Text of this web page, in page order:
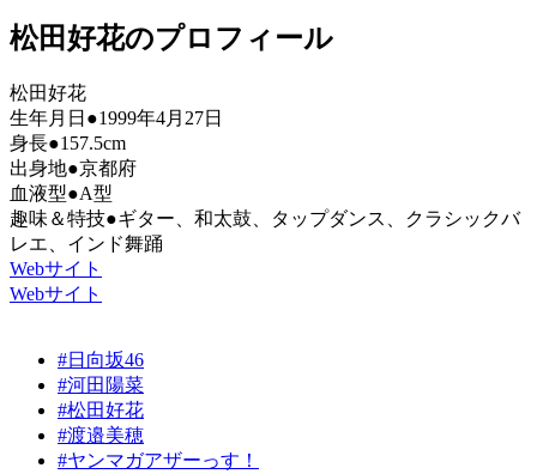
松田好花のプロフィール
松田好花
生年月日●1999年4月27日
身長●157.5cm
出身地●京都府
血液型●A型
趣味＆特技●ギター、和太鼓、タップダンス、クラシックバ
レエ、インド舞踊
Webサイト
Webサイト
#日向坂46
#河田陽菜
#松田好花
#渡邉美穂
#ヤンマガアザーっす！